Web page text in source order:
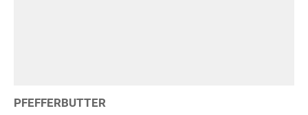
PFEFFERBUTTER